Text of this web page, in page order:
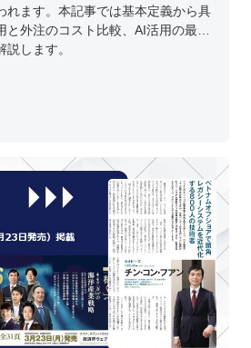
れます。本記事では基本定義から具
外注のコスト比較、AI活用の最新
します。